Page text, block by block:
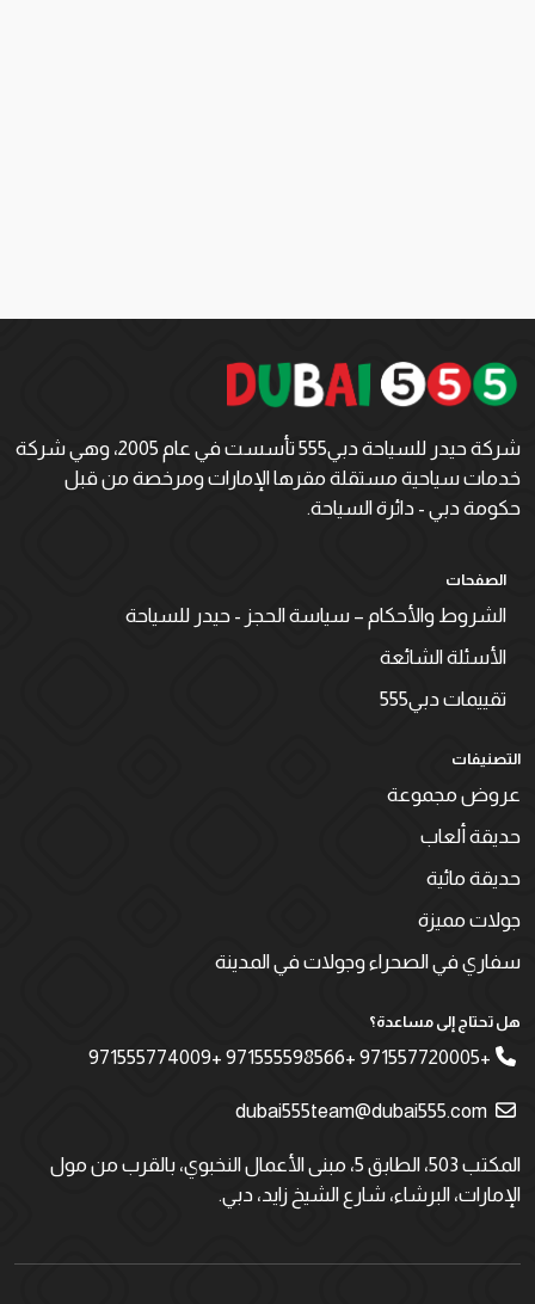
شركة حيدر للسياحة دبي555 تأسست في عام 2005، وهي شركة
خدمات سياحية مستقلة مقرها الإمارات ومرخصة من قبل
حكومة دبي - دائرة السياحة.
الصفحات
الشروط والأحكام – سياسة الحجز - حيدر للسياحة
الأسئلة الشائعة
تقييمات دبي555
التصنيفات
عروض مجموعة
حديقة ألعاب
حديقة مائية
جولات مميزة
سفاري في الصحراء وجولات في المدينة
هل تحتاج إلى مساعدة؟
+971557720005 +971555598566 +971555774009
المكتب 503، الطابق 5، مبنى الأعمال النخبوي، بالقرب من مول
الإمارات، البرشاء، شارع الشيخ زايد، دبي.